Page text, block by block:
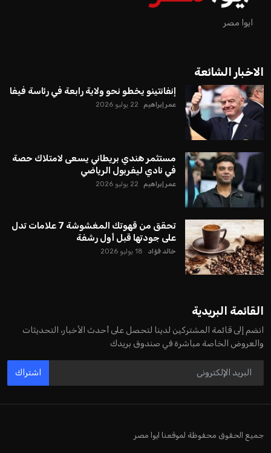
ايوا مصر
الاخبار الشائعة
إنفانتينو يخطو نحو ولاية رابعة في رئاسة فيفا
عمر إبراهيم 22 يوليو 2026
مستثمر هندي بريطاني يسعى لامتلاك حصة
في نادي ليفربول الرياضي
عمر إبراهيم 22 يوليو 2026
تحقق من قهوتك المغشوشة 7 علامات تدل
على جودتها قبل أول رشفة
خالد فؤاد 18 يوليو 2026
القائمة البريدية
انضم إلى قائمة المشتركين لدينا لتحصل على أحدث الأخبار، التحديثات
والعروض الخاصة مباشرة في صندوق بريدك
اشتراك
جميع الحقوق محفوظة لموقعنا ايوا مصر